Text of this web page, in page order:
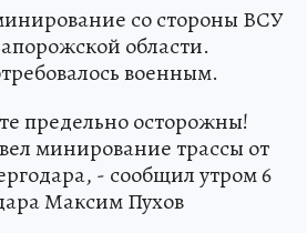
со стороны ВСУ
области.
военным.
предельно осторожны!
минирование трассы от
- сообщил утром 6
Максим Пухов